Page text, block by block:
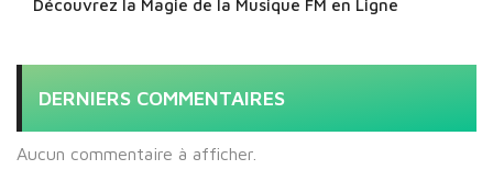
Découvrez la Magie de la Musique FM en Ligne
DERNIERS COMMENTAIRES
Aucun commentaire à afficher.